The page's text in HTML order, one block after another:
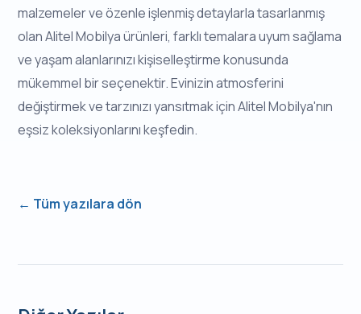
malzemeler ve özenle işlenmiş detaylarla tasarlanmış
olan Alitel Mobilya ürünleri, farklı temalara uyum sağlama
ve yaşam alanlarınızı kişiselleştirme konusunda
mükemmel bir seçenektir. Evinizin atmosferini
değiştirmek ve tarzınızı yansıtmak için Alitel Mobilya'nın
eşsiz koleksiyonlarını keşfedin.
← Tüm yazılara dön